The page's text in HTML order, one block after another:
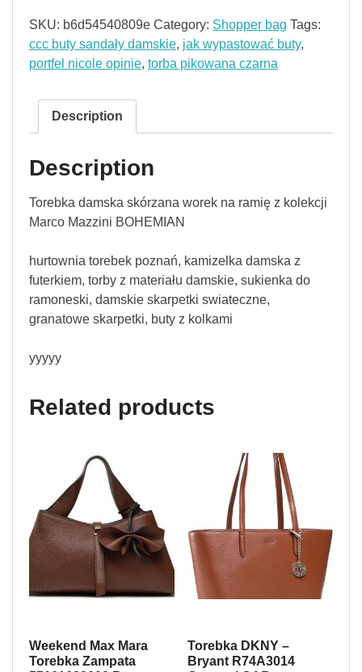
SKU: b6d54540809e Category: Shopper bag Tags:
ccc buty sandały damskie, jak wypastować buty,
portfel nicole opinie, torba pikowana czarna
Description
Description
Torebka damska skórzana worek na ramię z kolekcji
Marco Mazzini BOHEMIAN
hurtownia torebek poznań, kamizelka damska z
futerkiem, torby z materiału damskie, sukienka do
ramoneski, damskie skarpetki swiateczne,
granatowe skarpetki, buty z kolkami
yyyyy
Related products
Weekend Max Mara
Torebka Zampata
Torebka DKNY –
Bryant R74A3014